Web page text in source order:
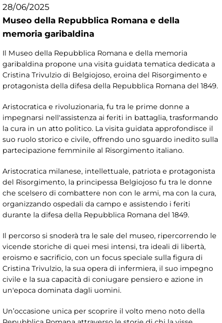
28/06/2025
Museo della Repubblica Romana e della
memoria garibaldina
Il Museo della Repubblica Romana e della memoria
garibaldina propone una visita guidata tematica dedicata a
Cristina Trivulzio di Belgiojoso, eroina del Risorgimento e
protagonista della difesa della Repubblica Romana del 1849.
Aristocratica e rivoluzionaria, fu tra le prime donne a
impegnarsi nell'assistenza ai feriti in battaglia, trasformando
la cura in un atto politico. La visita guidata approfondisce il
suo ruolo storico e civile, offrendo uno sguardo inedito sulla
partecipazione femminile al Risorgimento italiano.
Aristocratica milanese, intellettuale, patriota e protagonista
del Risorgimento, la principessa Belgiojoso fu tra le donne
che scelsero di combattere non con le armi, ma con la cura,
organizzando ospedali da campo e assistendo i feriti
durante la difesa della Repubblica Romana del 1849.
Il percorso si snoderà tra le sale del museo, ripercorrendo le
vicende storiche di quei mesi intensi, tra ideali di libertà,
eroismo e sacrificio, con un focus speciale sulla figura di
Cristina Trivulzio, la sua opera di infermiera, il suo impegno
civile e la sua capacità di coniugare pensiero e azione in
un'epoca dominata dagli uomini.
Un’occasione unica per scoprire il volto meno noto della